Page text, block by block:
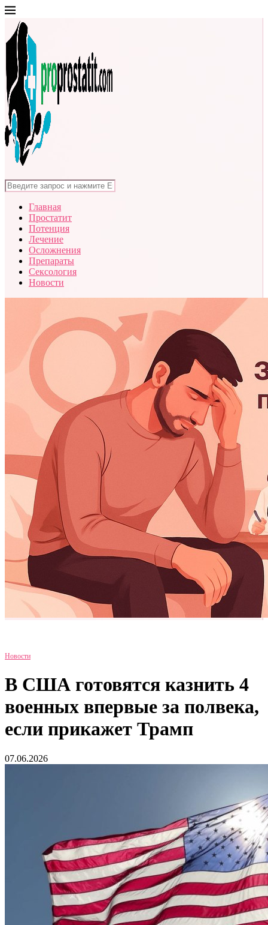
Главная
Простатит
Потенция
Лечение
Осложнения
Препараты
Сексология
Новости
Новости
В США готовятся казнить 4
военных впервые за полвека,
если прикажет Трамп
07.06.2026